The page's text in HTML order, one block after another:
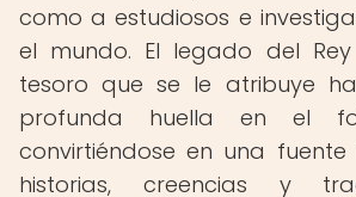
como a estudiosos e
el mundo. El legado del
tesoro que se le atribuye
profunda huella en el
convirtiéndose en una
historias, creencias y